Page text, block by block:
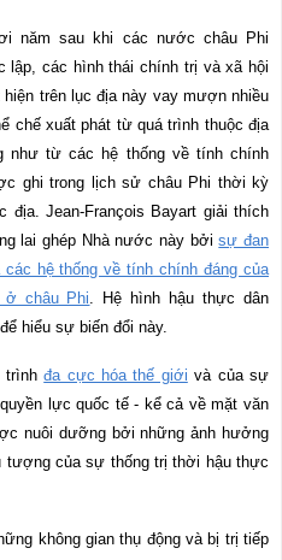
năm sau khi các nước châu Phi
lập, các hình thái chính trị và xã hội
trên lục địa này vay mượn nhiều
chế xuất phát từ quá trình thuộc địa
như từ các hệ thống về tính chính
ghi trong lịch sử châu Phi thời kỳ
địa. Jean-François Bayart giải thích
lai ghép Nhà nước này bởisự đan
các hệ thống về tính chính đáng của
ở châu Phi . Hệ hình hậu thực dân
hiểu sự biến đổi này.
trìnhđa cực hóa thế giới và của sự
lực quốc tế - kể cả về mặt văn
nuôi dưỡng bởi những ảnh hưởng
tượng của sự thống trị thời hậu thực
không gian thụ động và bị trị tiếp